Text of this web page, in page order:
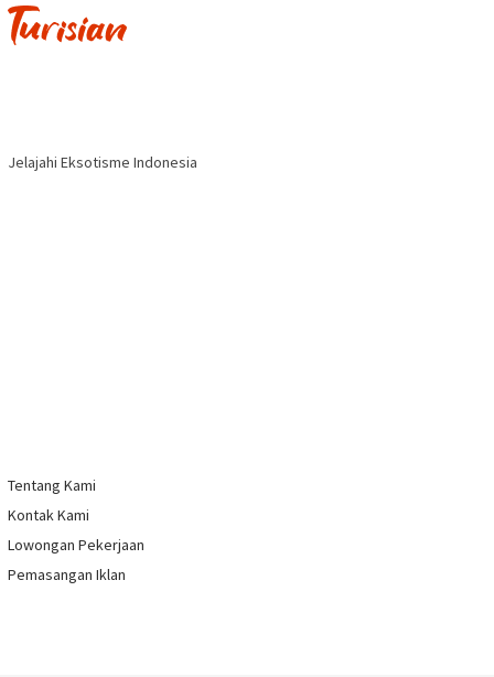
Jelajahi Eksotisme Indonesia
Tentang Kami
Kontak Kami
Lowongan Pekerjaan
Pemasangan Iklan